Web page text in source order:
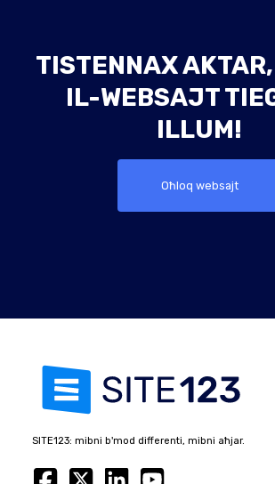
TISTENNAX
IL-WEBSAJT
ILLUM!
Oħloq websajt
SITE123: mibni b'mod differenti, mibni aħjar.